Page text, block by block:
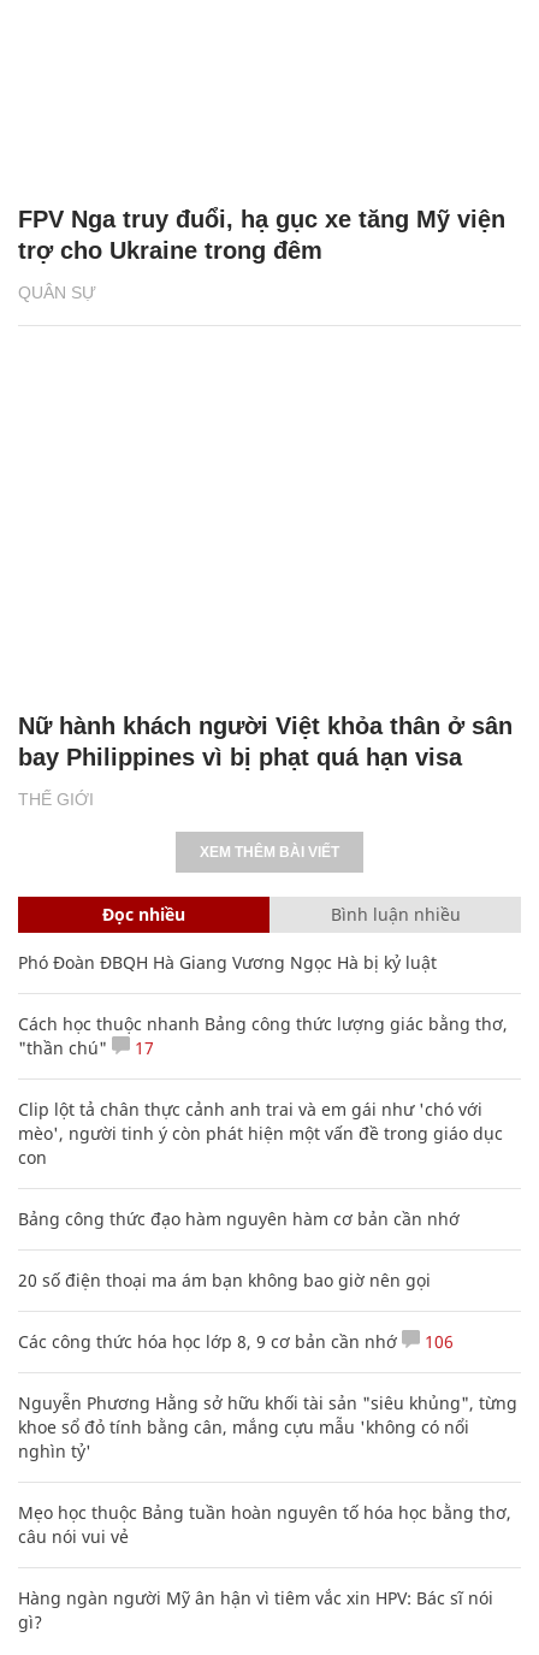
QUÂN SỰ
FPV Nga truy đuổi, hạ gục xe tăng Mỹ viện
trợ cho Ukraine trong đêm
THẾ GIỚI
Nữ hành khách người Việt khỏa thân ở sân
bay Philippines vì bị phạt quá hạn visa
XEM THÊM BÀI VIẾT
Đọc nhiều Bình luận nhiều
Phó Đoàn ĐBQH Hà Giang Vương Ngọc Hà bị kỷ luật
Cách học thuộc nhanh Bảng công thức lượng giác bằng thơ,
"thần chú"
17
Clip lột tả chân thực cảnh anh trai và em gái như 'chó với
mèo', người tinh ý còn phát hiện một vấn đề trong giáo dục
con
Bảng công thức đạo hàm nguyên hàm cơ bản cần nhớ
20 số điện thoại ma ám bạn không bao giờ nên gọi
Các công thức hóa học lớp 8, 9 cơ bản cần nhớ 106
Nguyễn Phương Hằng sở hữu khối tài sản "siêu khủng", từng
khoe sổ đỏ tính bằng cân, mắng cựu mẫu 'không có nổi
nghìn tỷ'
Mẹo học thuộc Bảng tuần hoàn nguyên tố hóa học bằng thơ,
câu nói vui vẻ
Hàng ngàn người Mỹ ân hận vì tiêm vắc xin HPV: Bác sĩ nói
gì?